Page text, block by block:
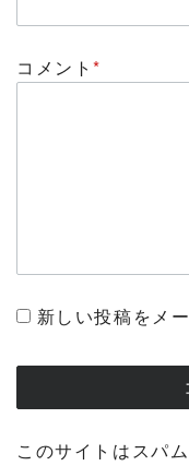
コメント*
新しい投稿をメ
このサイトはスパ